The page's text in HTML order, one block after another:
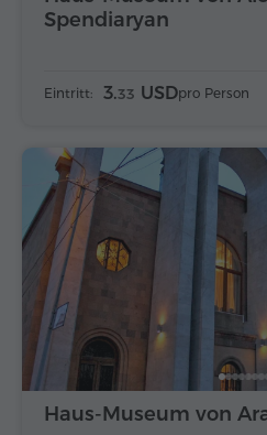
Spendiaryan
Eintritt: 3.33 USDpro Person
Haus-Museum von